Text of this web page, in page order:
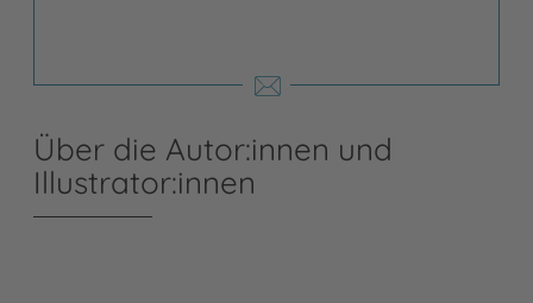
Über die Autor:innen und
Illustrator:innen